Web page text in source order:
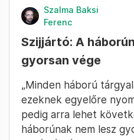
Szalma Baksi
Ferenc
Szijjártó: A
gyorsan vége
„Minden háború
ezeknek egyelőre
pedig arra lehet
háborúnak nem lesz